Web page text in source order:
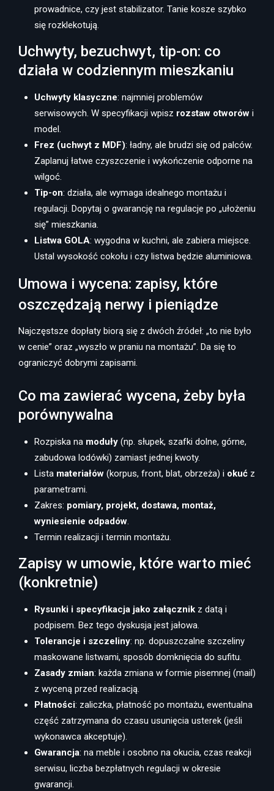
prowadnice, czy jest stabilizator. Tanie kosze szybko
się rozklekotują.
Uchwyty, bezuchwyt, tip-on: co
działa w codziennym mieszkaniu
Uchwyty klasyczne: najmniej problemów
serwisowych. W specyfikacji wpisz rozstaw otworów i
model.
Frez (uchwyt z MDF): ładny, ale brudzi się od palców.
Zaplanuj łatwe czyszczenie i wykończenie odporne na
wilgoć.
Tip-on: działa, ale wymaga idealnego montażu i
regulacji. Dopytaj o gwarancję na regulacje po „ułożeniu
się” mieszkania.
Listwa GOLA: wygodna w kuchni, ale zabiera miejsce.
Ustal wysokość cokołu i czy listwa będzie aluminiowa.
Umowa i wycena: zapisy, które
oszczędzają nerwy i pieniądze
Najczęstsze dopłaty biorą się z dwóch źródeł: „to nie było
w cenie” oraz „wyszło w praniu na montażu”. Da się to
ograniczyć dobrymi zapisami.
Co ma zawierać wycena, żeby była
porównywalna
Rozpiska na moduły (np. słupek, szafki dolne, górne,
zabudowa lodówki) zamiast jednej kwoty.
Lista materiałów (korpus, front, blat, obrzeża) i okuć z
parametrami.
Zakres: pomiary, projekt, dostawa, montaż,
wyniesienie odpadów.
Termin realizacji i termin montażu.
Zapisy w umowie, które warto mieć
(konkretnie)
Rysunki i specyfikacja jako załącznik z datą i
podpisem. Bez tego dyskusja jest jałowa.
Tolerancje i szczeliny: np. dopuszczalne szczeliny
maskowane listwami, sposób domknięcia do sufitu.
Zasady zmian: każda zmiana w formie pisemnej (mail)
z wyceną przed realizacją.
Płatności: zaliczka, płatność po montażu, ewentualna
część zatrzymana do czasu usunięcia usterek (jeśli
wykonawca akceptuje).
Gwarancja: na meble i osobno na okucia, czas reakcji
serwisu, liczba bezpłatnych regulacji w okresie
gwarancji.